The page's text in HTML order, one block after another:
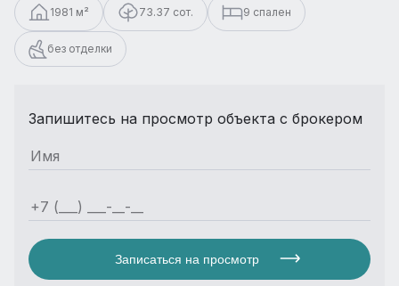
1981 м² 73.37 сот. 9 спален
без отделки
Запишитесь на просмотр объекта с брокером
Записаться на просмотр